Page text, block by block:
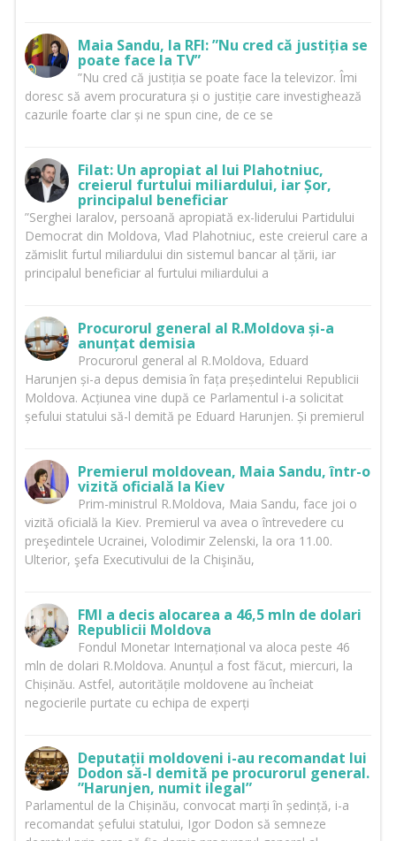
Maia Sandu, la RFI: ”Nu cred că justiția se
poate face la TV”
”Nu cred că justiția se poate face la televizor. Îmi
doresc să avem procuratura și o justiție care investighează
cazurile foarte clar și ne spun cine, de ce se
Filat: Un apropiat al lui Plahotniuc,
creierul furtului miliardului, iar Șor,
principalul beneficiar
”Serghei Iaralov, persoană apropiată ex-liderului Partidului
Democrat din Moldova, Vlad Plahotniuc, este creierul care a
zămislit furtul miliardului din sistemul bancar al țării, iar
principalul beneficiar al furtului miliardului a
Procurorul general al R.Moldova și-a
anunțat demisia
Procurorul general al R.Moldova, Eduard
Harunjen și-a depus demisia în fața președintelui Republicii
Moldova. Acțiunea vine după ce Parlamentul i-a solicitat
șefului statului să-l demită pe Eduard Harunjen. Și premierul
Premierul moldovean, Maia Sandu, într-o
vizită oficială la Kiev
Prim-ministrul R.Moldova, Maia Sandu, face joi o
vizită oficială la Kiev. Premierul va avea o întrevedere cu
preşedintele Ucrainei, Volodimir Zelenski, la ora 11.00.
Ulterior, şefa Executivului de la Chişinău,
FMI a decis alocarea a 46,5 mln de dolari
Republicii Moldova
Fondul Monetar Internațional va aloca peste 46
mln de dolari R.Moldova. Anunțul a fost făcut, miercuri, la
Chișinău. Astfel, autoritățile moldovene au încheiat
negocierile purtate cu echipa de experți
Deputații moldoveni i-au recomandat lui
Dodon să-l demită pe procurorul general.
”Harunjen, numit ilegal”
Parlamentul de la Chișinău, convocat marți în ședință, i-a
recomandat șefului statului, Igor Dodon să semneze